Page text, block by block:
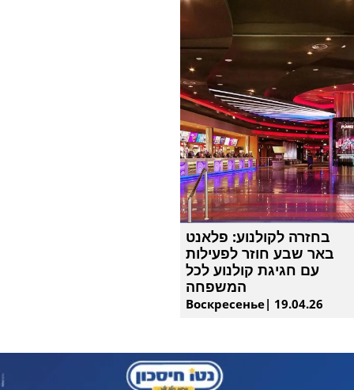
בחזרה לקולנוע: פלאנט
באר שבע חוזר לפעילות
עם חגיגת קולנוע לכל
המשפחה
Воскресенье| 19.04.26